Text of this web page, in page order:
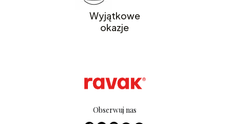
Wyjątkowe
okazje
Obserwuj nas